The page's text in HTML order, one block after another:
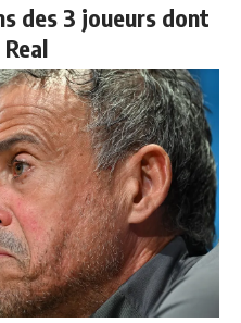
des 3 joueurs dont